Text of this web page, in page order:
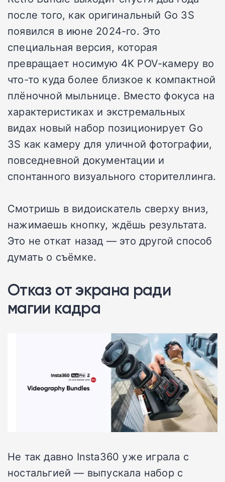
после того, как оригинальный Go 3S
появился в июне 2024-го. Это
специальная версия, которая
превращает носимую 4K POV-камеру во
что-то куда более близкое к компактной
плёночной мыльнице. Вместо фокуса на
характеристиках и экстремальных
видах новый набор позиционирует Go
3S как камеру для уличной фотографии,
повседневной документации и
спонтанного визуального сторителлинга.
Смотришь в видоискатель сверху вниз,
нажимаешь кнопку, ждёшь результата.
Это не откат назад — это другой способ
думать о съёмке.
Отказ от экрана ради
магии кадра
Не так давно Insta360 уже играла с
ностальгией — выпускала набор с